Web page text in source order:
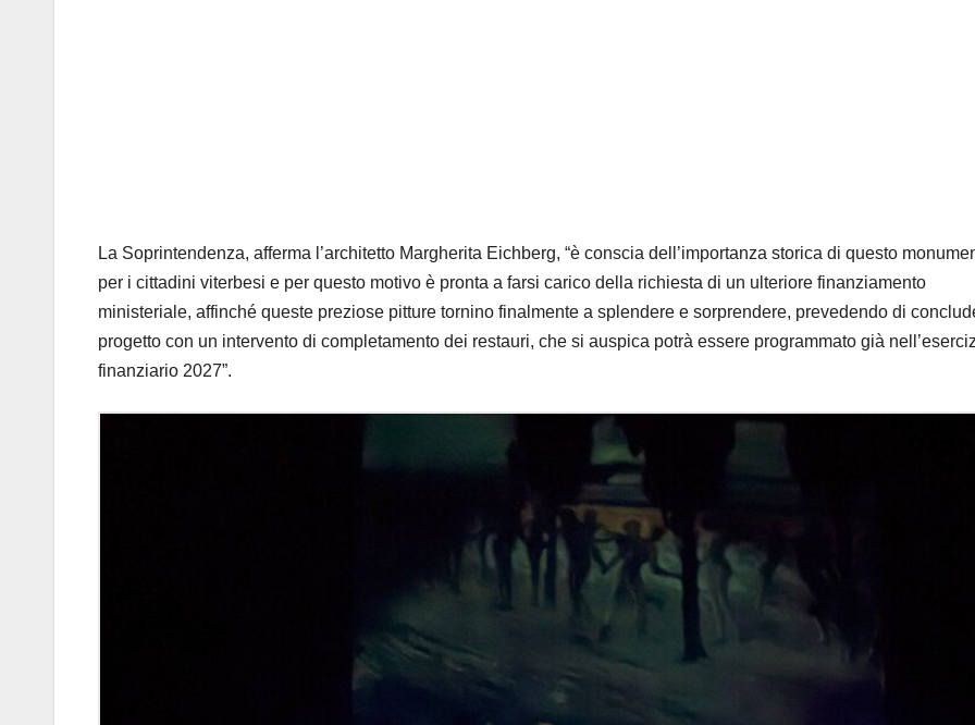
La Soprintendenza, afferma l’architetto Margherita Eichberg, “è conscia dell’importanza storica di questo
per i cittadini viterbesi e per questo motivo è pronta a farsi carico della richiesta di un ulteriore finanziamento
ministeriale, affinché queste preziose pitture tornino finalmente a splendere e sorprendere, prevedendo di
progetto con un intervento di completamento dei restauri, che si auspica potrà essere programmato già nell’
finanziario 2027”.